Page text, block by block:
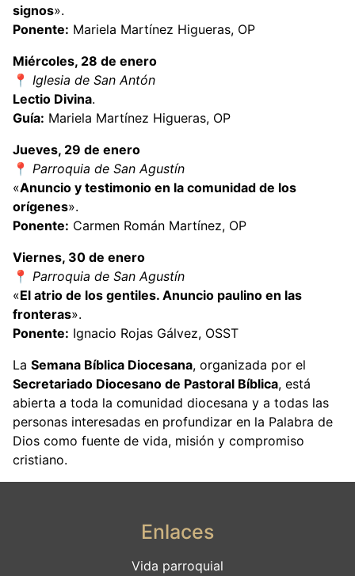
signos».
Ponente: Mariela Martínez Higueras, OP
Miércoles, 28 de enero
📍 Iglesia de San Antón
Lectio Divina.
Guía: Mariela Martínez Higueras, OP
Jueves, 29 de enero
📍 Parroquia de San Agustín
«Anuncio y testimonio en la comunidad de los
orígenes».
Ponente: Carmen Román Martínez, OP
Viernes, 30 de enero
📍 Parroquia de San Agustín
«El atrio de los gentiles. Anuncio paulino en las
fronteras».
Ponente: Ignacio Rojas Gálvez, OSST
La Semana Bíblica Diocesana, organizada por el
Secretariado Diocesano de Pastoral Bíblica, está
abierta a toda la comunidad diocesana y a todas las
personas interesadas en profundizar en la Palabra de
Dios como fuente de vida, misión y compromiso
cristiano.
Enlaces
Vida parroquial